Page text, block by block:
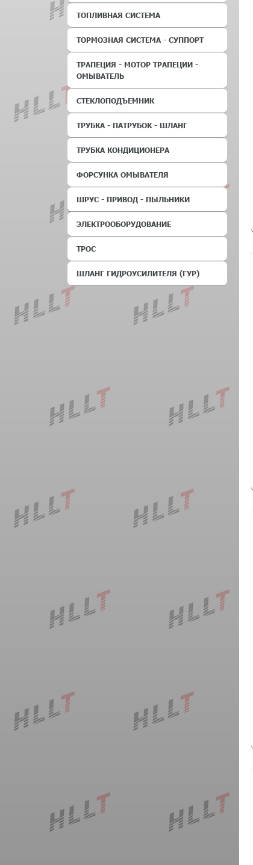
ТОПЛИВНАЯ СИСТЕМА
ТОРМОЗНАЯ СИСТЕМА - СУППОРТ
ТРАПЕЦИЯ - МОТОР ТРАПЕЦИИ -
ОМЫВАТЕЛЬ
СТЕКЛОПОДЪЕМНИК
ТРУБКА - ПАТРУБОК - ШЛАНГ
ТРУБКА КОНДИЦИОНЕРА
ФОРСУНКА ОМЫВАТЕЛЯ
ШРУС - ПРИВОД - ПЫЛЬНИКИ
ЭЛЕКТРООБОРУДОВАНИЕ
ТРОС
ШЛАНГ ГИДРОУСИЛИТЕЛЯ (ГУР)